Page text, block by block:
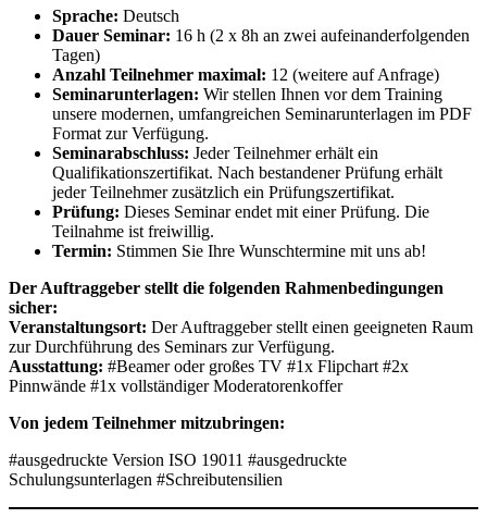
Sprache: Deutsch
Dauer Seminar: 16 h (2 x 8h an zwei aufeinanderfolgenden
Tagen)
Anzahl Teilnehmer maximal: 12 (weitere auf Anfrage)
Seminarunterlagen: Wir stellen Ihnen vor dem Training
unsere modernen, umfangreichen Seminarunterlagen im PDF
Format zur Verfügung.
Seminarabschluss: Jeder Teilnehmer erhält ein
Qualifikationszertifikat. Nach bestandener Prüfung erhält
jeder Teilnehmer zusätzlich ein Prüfungszertifikat.
Prüfung: Dieses Seminar endet mit einer Prüfung. Die
Teilnahme ist freiwillig.
Termin: Stimmen Sie Ihre Wunschtermine mit uns ab!
Der Auftraggeber stellt die folgenden Rahmenbedingungen
sicher:
Veranstaltungsort: Der Auftraggeber stellt einen geeigneten Raum
zur Durchführung des Seminars zur Verfügung.
Ausstattung: #Beamer oder großes TV #1x Flipchart #2x
Pinnwände #1x vollständiger Moderatorenkoffer
Von jedem Teilnehmer mitzubringen:
#ausgedruckte Version ISO 19011 #ausgedruckte
Schulungsunterlagen #Schreibutensilien